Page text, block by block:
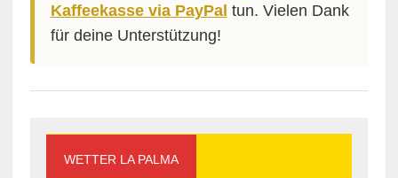
Kaffeekasse via PayPal tun. Vielen Dank
für deine Unterstützung!
WETTER LA PALMA